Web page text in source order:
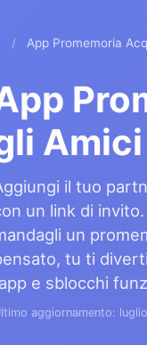
/ App Promemoria
Amici
il tuo
un link di invito.
un
tu ti
e sblocchi
aggiornamento: